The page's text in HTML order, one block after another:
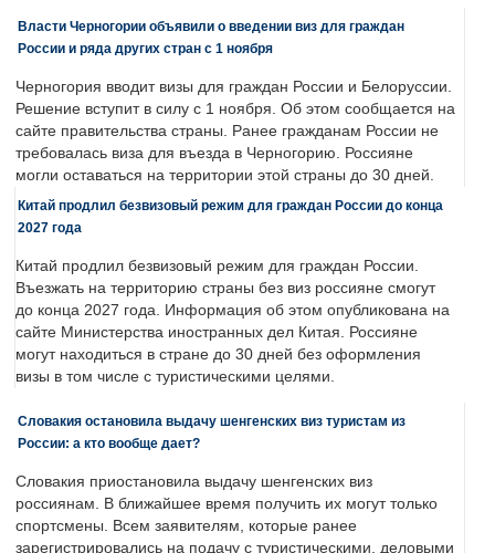
Власти Черногории объявили о введении виз для граждан
России и ряда других стран с 1 ноября
Черногория вводит визы для граждан России и Белоруссии.
Решение вступит в силу с 1 ноября. Об этом сообщается на
сайте правительства страны. Ранее гражданам России не
требовалась виза для въезда в Черногорию. Россияне
могли оставаться на территории этой страны до 30 дней.
Китай продлил безвизовый режим для граждан России до конца
2027 года
Китай продлил безвизовый режим для граждан России.
Въезжать на территорию страны без виз россияне смогут
до конца 2027 года. Информация об этом опубликована на
сайте Министерства иностранных дел Китая. Россияне
могут находиться в стране до 30 дней без оформления
визы в том числе с туристическими целями.
Словакия остановила выдачу шенгенских виз туристам из
России: а кто вообще дает?
Словакия приостановила выдачу шенгенских виз
россиянам. В ближайшее время получить их могут только
спортсмены. Всем заявителям, которые ранее
зарегистрировались на подачу с туристическими, деловыми